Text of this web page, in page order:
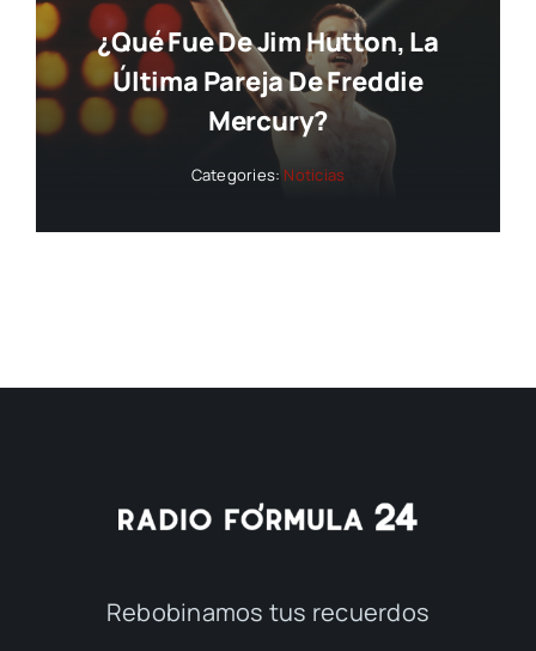
¿Qué Fue De Jim Hutton, La
Última Pareja De Freddie
Mercury?
Categories: Noticias
Rebobinamos tus recuerdos